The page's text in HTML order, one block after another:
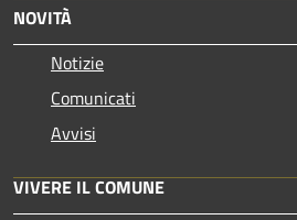
NOVITÀ
Notizie
Comunicati
Avvisi
VIVERE IL COMUNE